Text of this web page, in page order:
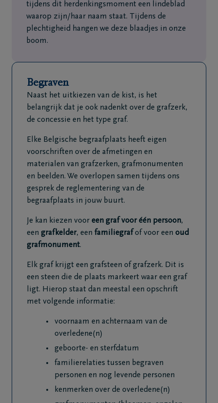
tijdens dit herdenkingsmoment een lindeblad
waarop zijn/haar naam staat. Tijdens de
plechtigheid hangen we deze blaadjes in onze
boom.
Begraven
Naast het uitkiezen van de kist, is het
belangrijk dat je ook nadenkt over de grafzerk,
de concessie en het type graf.
Elke Belgische begraafplaats heeft eigen
voorschriften over de afmetingen en
materialen van grafzerken, grafmonumenten
en beelden. We overlopen samen tijdens ons
gesprek de reglementering van de
begraafplaats in jouw buurt.
Je kan kiezen voor een graf voor één persoon,
een grafkelder, een familiegrafof voor een oud
grafmonument.
Elk graf krijgt een grafsteen of grafzerk. Dit is
een steen die de plaats markeert waar een graf
ligt. Hierop staat dan meestal een opschrift
met volgende informatie:
voornaam en achternaam van de
overledene(n)
geboorte- en sterfdatum
familierelaties tussen begraven
personen en nog levende personen
kenmerken over de overledene(n)